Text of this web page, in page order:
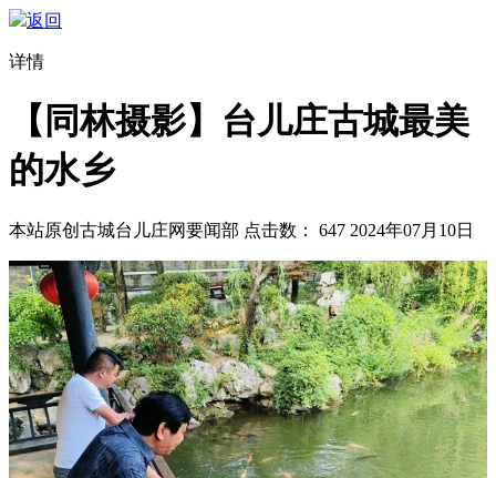
返回
详情
【同林摄影】台儿庄古城最美
的水乡
本站原创 古城台儿庄网要闻部 点击数： 647 2024年07月10日